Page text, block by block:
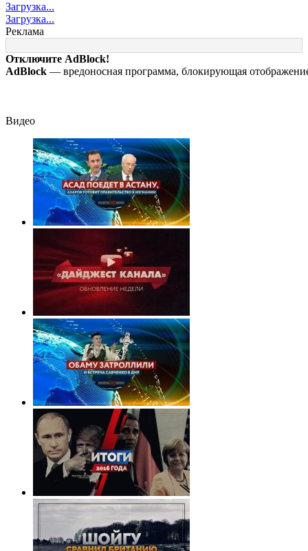
непогоды в
Смоленске
последствия, атаки
на склады
Wildberries,
Наговицыной с
семитысячника
Загрузка...
Загрузка...
Реклама
Отключите AdBlock!
AdBlock — вредоносная программа, блокирующая
Видео